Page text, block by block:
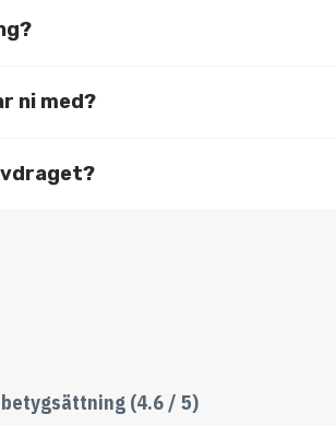
ni med?
(4.6 / 5)